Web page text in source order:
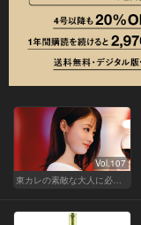
Vol.107
東カレの素敵な大人に必要なこと